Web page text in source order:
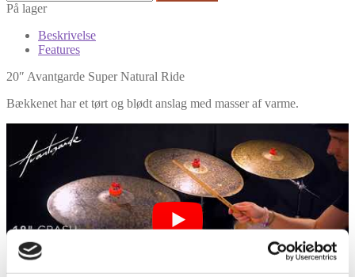
På lager
Beskrivelse
Features
20″ Avantgarde Super Natural Ride
Bækkenet har et tørt og blødt anslag med masser af varme.